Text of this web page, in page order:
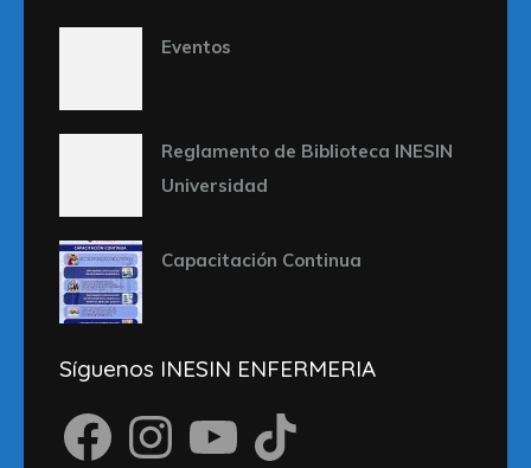
Eventos
Reglamento de Biblioteca INESIN
Universidad
Capacitación Continua
Síguenos INESIN ENFERMERIA
FacebookInstagramYouTube TikTok